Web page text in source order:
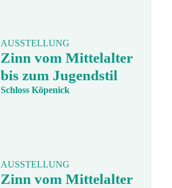
AUSSTELLUNG
Zinn vom Mittelalter
bis zum Jugendstil
Schloss Köpenick
AUSSTELLUNG
Zinn vom Mittelalter